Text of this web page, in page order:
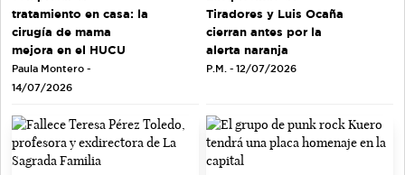
tratamiento en casa: la
cirugía de mama
mejora en el HUCU
Paula Montero -
14/07/2026
Tiradores y Luis Ocaña
cierran antes por la
alerta naranja
P.M. - 12/07/2026